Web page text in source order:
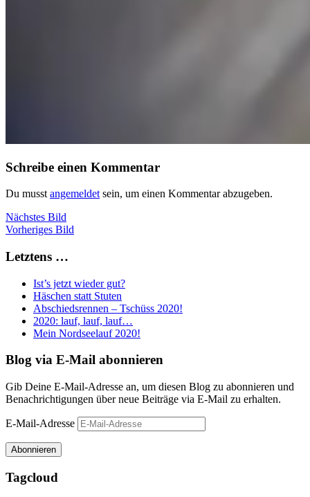
Schreibe einen Kommentar
Du musst angemeldet sein, um einen Kommentar abzugeben.
Nächstes Bild
Vorheriges Bild
Letztens …
Ist’s jetzt wieder gut?
Häschen statt Stuten
Abschiedsrennen – Tschüss 2020!
2020: lauf, lauf, lauf…
Mein Nordseelauf 2020!
Blog via E-Mail abonnieren
Gib Deine E-Mail-Adresse an, um diesen Blog zu abonnieren und
Benachrichtigungen über neue Beiträge via E-Mail zu erhalten.
E-Mail-Adresse
Abonnieren
Tagcloud